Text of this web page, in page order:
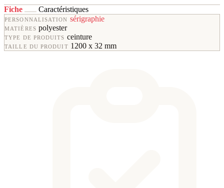
Fiche Caractéristiques
PERSONNALISATION sérigraphie
MATIÈRES polyester
TYPE DE PRODUITS ceinture
TAILLE DU PRODUIT 1200 x 32 mm